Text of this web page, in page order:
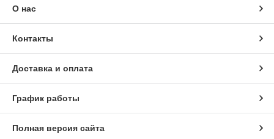
О нас
Контакты
Доставка и оплата
График работы
Полная версия сайта